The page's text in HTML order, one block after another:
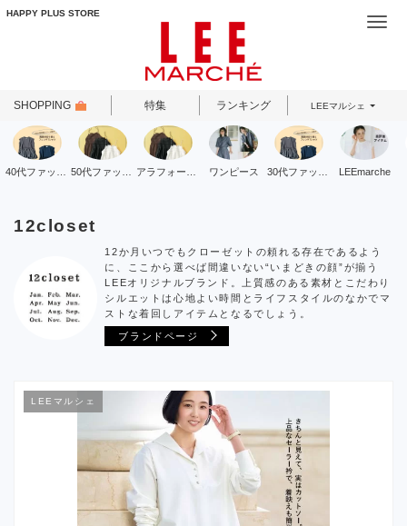
HAPPY PLUS STORE
SHOPPING 特集 ランキング LEEマルシェ
ワンピース LEEmarche
12closet
12か月いつでもクローゼットの頼れる存在であるよう
に、ここから選べば間違いない“いまどきの顔”が揃う
LEEオリジナルブランド。上質感のある素材とこだわり
シルエットは心地よい時間とライフスタイルのなかでマ
ストな着回しアイテムとなるでしょう。
ブランドページ
LEEマルシェ